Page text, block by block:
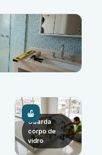
Guarda
corpo de
vidro